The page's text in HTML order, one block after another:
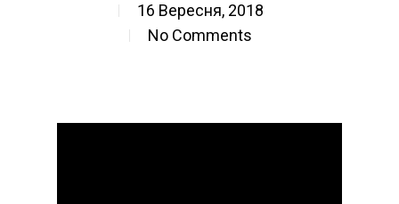
16 Вересня, 2018
No Comments